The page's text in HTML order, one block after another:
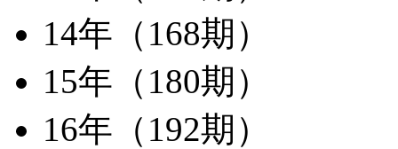
14年（168期）
15年（180期）
16年（192期）